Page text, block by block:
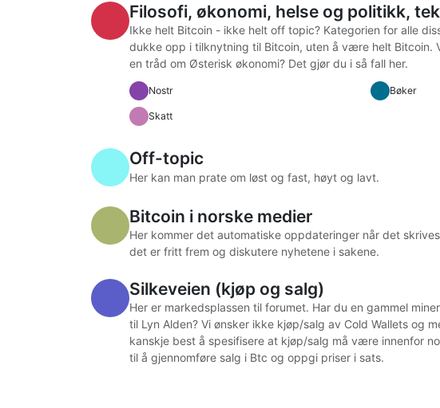
Filosofi, økonomi, helse og politikk,
Ikke helt Bitcoin - ikke helt off topic? Kategorien for alle
dukke opp i tilknytning til Bitcoin, uten å være helt Bitcoin.
en tråd om Østerisk økonomi? Det gjør du i så fall her.
Nostr Bøker
Skatt
Off-topic
Her kan man prate om løst og fast, høyt og lavt.
Bitcoin i norske medier
Her kommer det automatiske oppdateringer når det
det er fritt frem og diskutere nyhetene i sakene.
Silkeveien (kjøp og salg)
Her er markedsplassen til forumet. Har du en gammel
til Lyn Alden? Vi ønsker ikke kjøp/salg av Cold Wallets og
kanskje best å spesifisere at kjøp/salg må være innenfor
til å gjennomføre salg i Btc og oppgi priser i sats.